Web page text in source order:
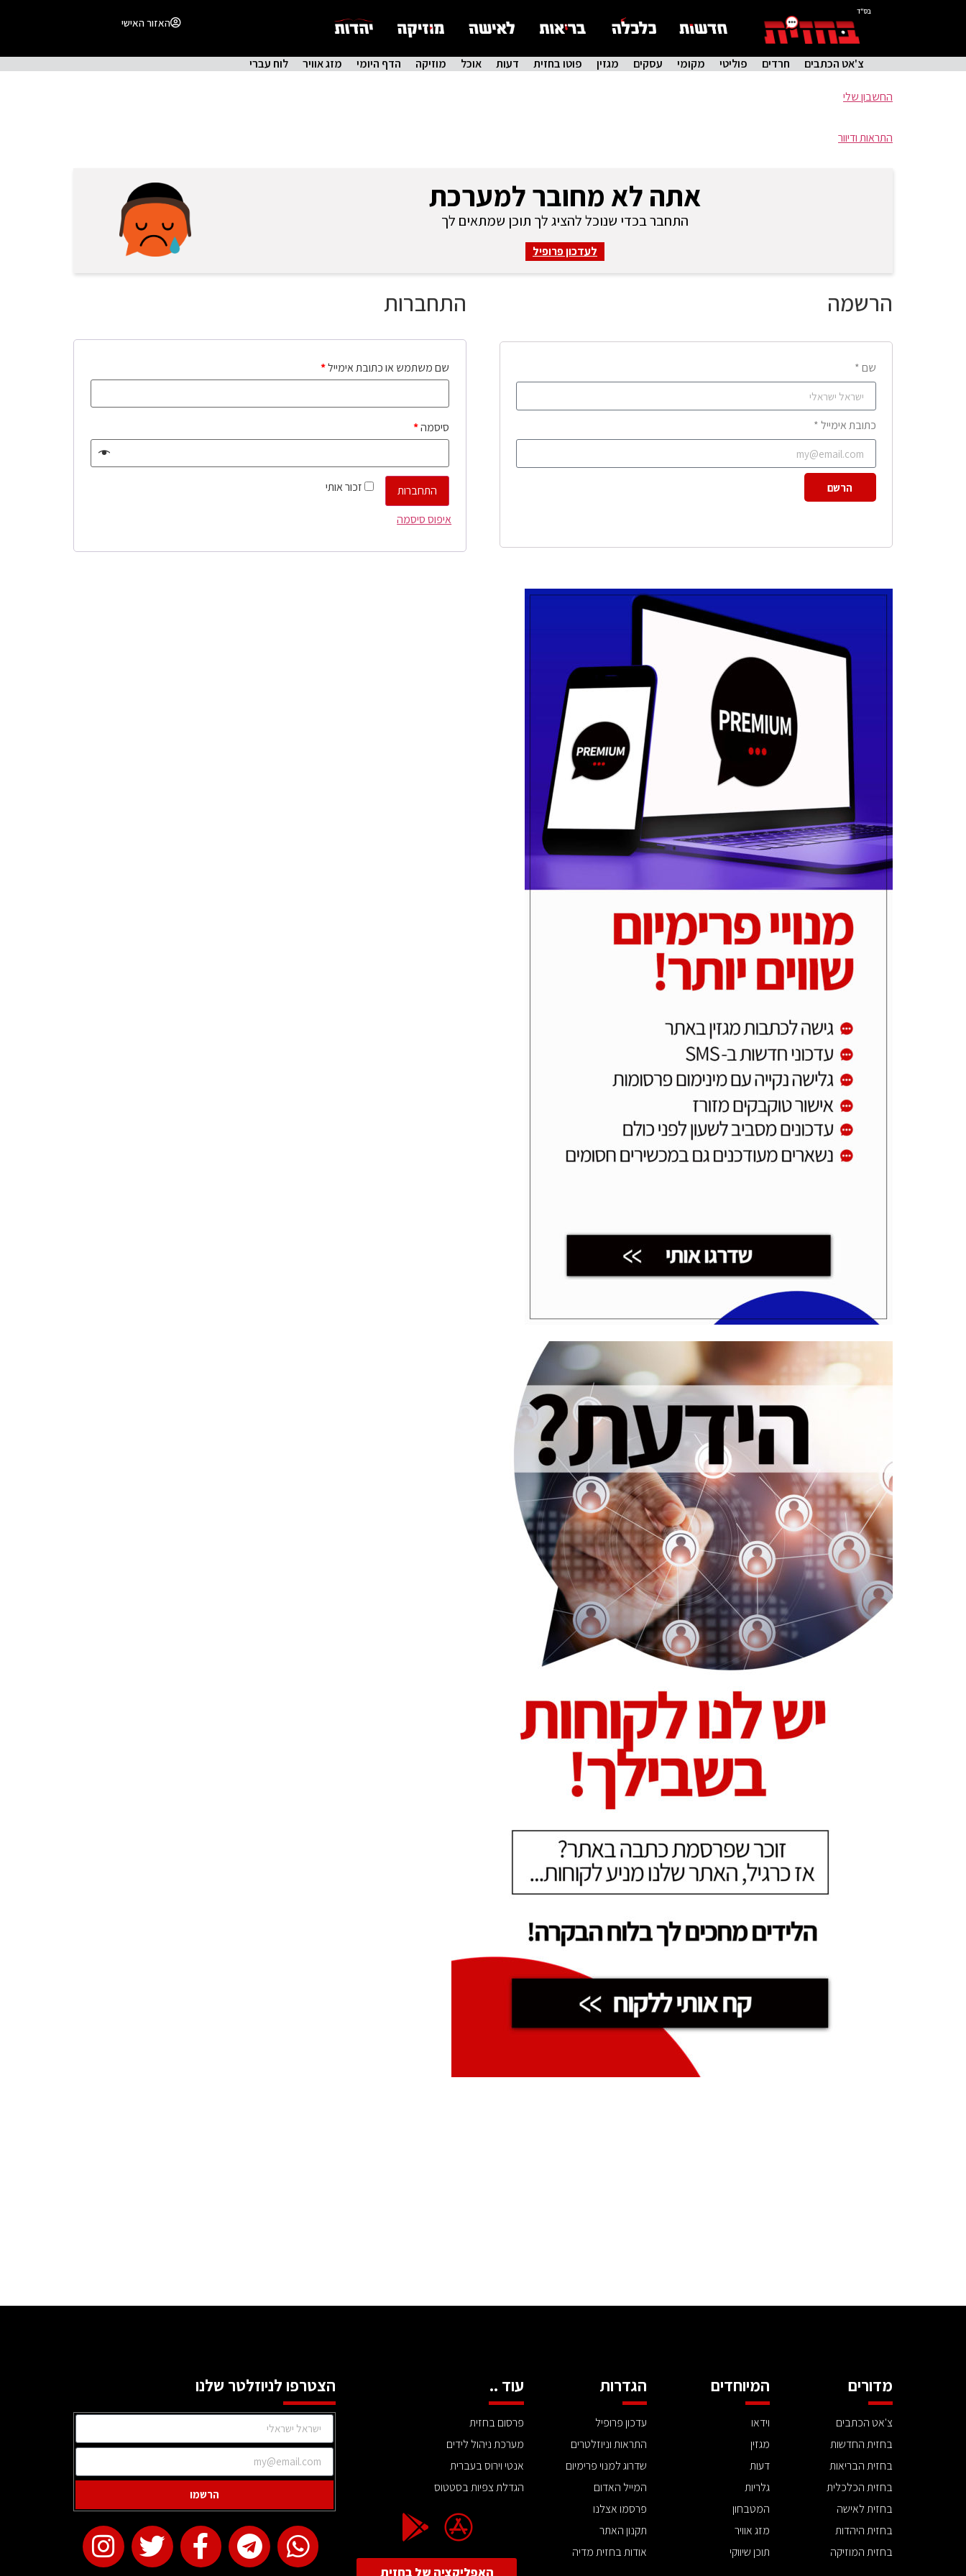
בס"ד
האזור האישי
צ'אט הכתבים חרדים פוליטי מקומי עסקים מגזין פוטו בחזית דעות אוכל מוזיקה הדף היומי מזג אוויר לוח עברי
החשבון שלי
התראות ודיוור
אתה לא מחובר למערכת
התחבר בכדי שנוכל להציג לך תוכן שמתאים לך
לעדכון פרופיל
התחברות
שם משתמש או כתובת אימייל*
סיסמה*
זכור אותי
התחברות
איפוס סיסמה
הרשמה
שם *
כתובת אימייל *
הרשם
מדורים
צ'אט הכתבים
בחזית החדשות
בחזית הבריאות
בחזית הכלכלית
בחזית לאישה
בחזית היהדות
בחזית המוזיקה
המיוחדים
וידאו
מגזין
דעות
גלריות
המטבחון
מזג אוויר
תוכן שיווקי
הגדרות
עדכון פרופיל
התראות וניוזלטרים
שדרוג למנוי פרימיום
המייל האדום
פרסמו אצלנו
תקנון האתר
אודות בחזית מדיה
עוד ..
פרסום בחזית
מערכת ניהול לידים
אנטי וירוס בעברית
הגדלת צפיות בסטטוס
האפליקציה של בחזית
הצטרפו לניוזלטר שלנו
הרשמו